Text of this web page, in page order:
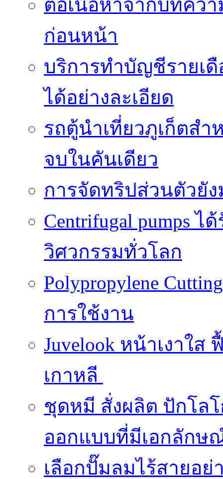
ต่อเนื้อหาจากบทคว
ก่อนหน้า
บริการทำบัญชีรายเ
ได้อย่างละเอียด
รถตู้นำเที่ยวภูเก็ตสำ
จบในคันเดียว
การจัดทริปส่วนตัวยั
Centrifugal pumps
วิศวกรรมทั่วโลก
Polypropylene
การใช้งาน
Juvelook หน้าเงาใส
เกาหลี
ชุดหมี สั่งผลิต ปักโล
ออกแบบที่มีเอกลักษ
เลือกปั๊มลมไร้สายอย่